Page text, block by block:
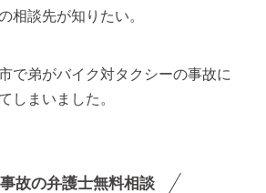
相談先が知りたい。
で弟がバイク対タクシーの事故に
しまいました。
故の弁護士無料相談